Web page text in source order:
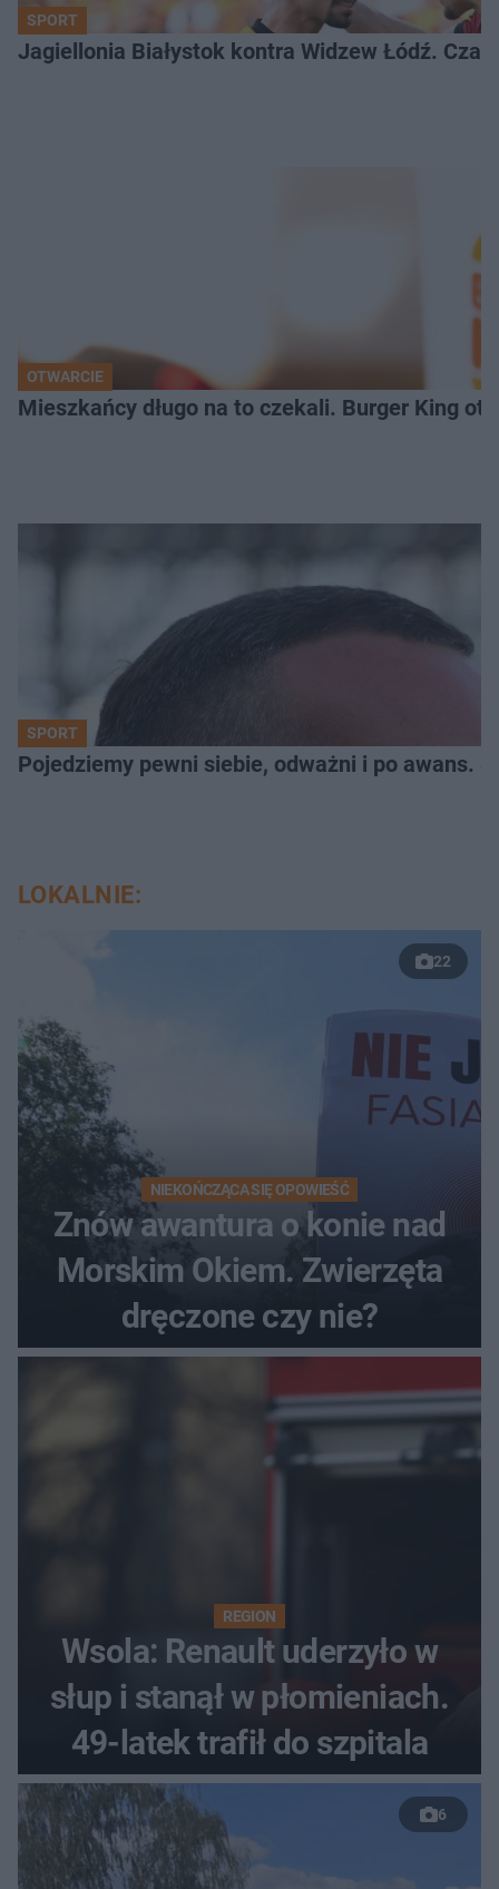
SPORT
Jagiellonia Białystok kontra Widzew Łódź.
OTWARCIE
Mieszkańcy długo na to czekali. Burger King
SPORT
Pojedziemy pewni siebie, odważni i po awans.
LOKALNIE:
22
NIEKOŃCZĄCA SIĘ OPOWIEŚĆ
Znów awantura o konie nad
Morskim Okiem. Zwierzęta
dręczone czy nie?
REGION
Wsola: Renault uderzyło w
słup i stanął w płomieniach.
49-latek trafił do szpitala
6